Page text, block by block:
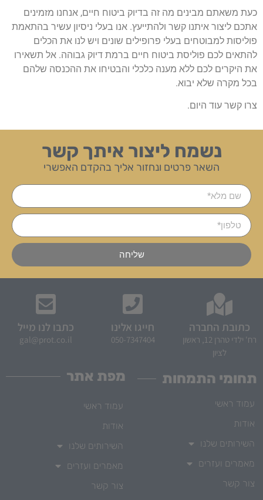
כעת משאתם מבינים מה זה בדיוק ביטוח חיים, אנחנו מזמינים
אתכם ליצור איתנו קשר ולהתייעץ. אנו בעלי ניסיון עשיר בהתאמת
פוליסות למבוטחים בעלי פרופילים שונים ויש לנו את הכלים
להתאים לכם פוליסת ביטוח חיים ברמת דיוק גבוהה. אל תשאירו
את היקרים לכם ללא מענה כלכלי והבטיחו את ההכנסה שלהם
בכל מקרה שלא יבוא.
צרו קשר עוד היום.
נשמח ליצור איתך קשר
השאר פרטים ונחזור אליך בהקדם האפשרי
שליחה
מפת אתר
עמוד ראשי
אודות
השירותים שלנו
מאמרים ועזרים
צור קשר
תחומי התמחות
עמוד ראשי
אודות
השירותים שלנו
מאמרים ועזרים
צור קשר
כתובת החברה
רח' ילדי טהרן 12, ראשון
לציון
חייגו אלינו
050-7347404
כתבו לנו מייל
gal@prot.co.il